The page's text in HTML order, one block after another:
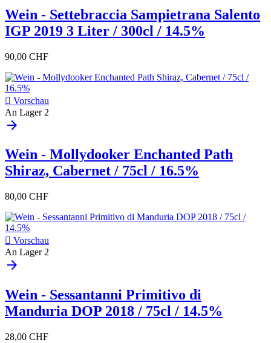
Wein - Settebraccia Sampietrana Salento
IGP 2019 3 Liter / 300cl / 14.5%
90,00 CHF
 Vorschau
An Lager 2
arrow_forward
Wein - Mollydooker Enchanted Path
Shiraz, Cabernet / 75cl / 16.5%
80,00 CHF
 Vorschau
An Lager 2
arrow_forward
Wein - Sessantanni Primitivo di
Manduria DOP 2018 / 75cl / 14.5%
28,00 CHF